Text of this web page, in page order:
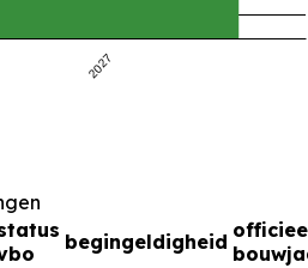
2027
begingeldigheid